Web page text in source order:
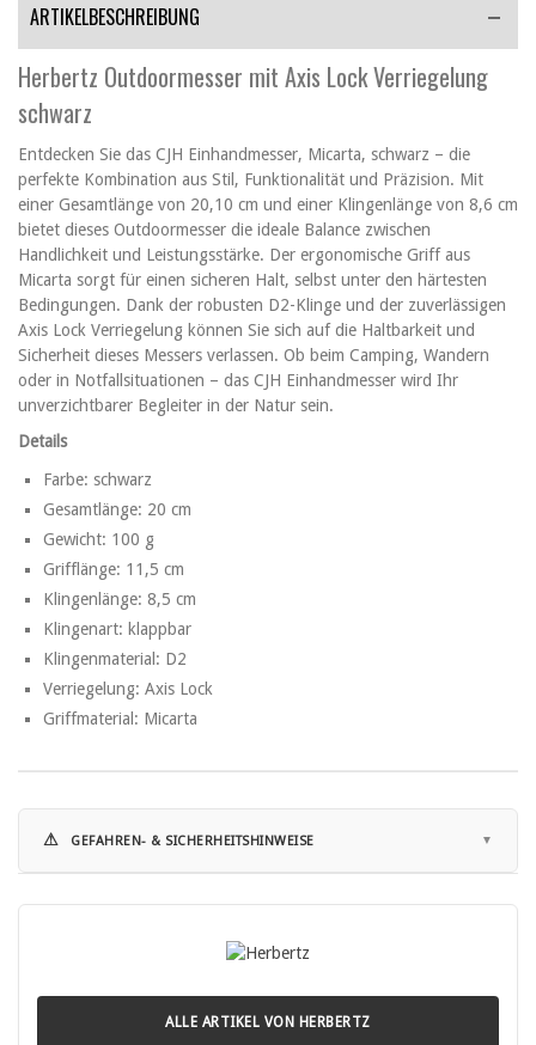
ARTIKELBESCHREIBUNG
Herbertz Outdoormesser mit Axis Lock Verriegelung
schwarz
Entdecken Sie das CJH Einhandmesser, Micarta, schwarz – die
perfekte Kombination aus Stil, Funktionalität und Präzision. Mit
einer Gesamtlänge von 20,10 cm und einer Klingenlänge von 8,6 cm
bietet dieses Outdoormesser die ideale Balance zwischen
Handlichkeit und Leistungsstärke. Der ergonomische Griff aus
Micarta sorgt für einen sicheren Halt, selbst unter den härtesten
Bedingungen. Dank der robusten D2-Klinge und der zuverlässigen
Axis Lock Verriegelung können Sie sich auf die Haltbarkeit und
Sicherheit dieses Messers verlassen. Ob beim Camping, Wandern
oder in Notfallsituationen – das CJH Einhandmesser wird Ihr
unverzichtbarer Begleiter in der Natur sein.
Details
Farbe: schwarz
Gesamtlänge: 20 cm
Gewicht: 100 g
Grifflänge: 11,5 cm
Klingenlänge: 8,5 cm
Klingenart: klappbar
Klingenmaterial: D2
Verriegelung: Axis Lock
Griffmaterial: Micarta
⚠ GEFAHREN- & SICHERHEITSHINWEISE
Hinweise zur Nutzung:
Messern ist das Risiko von Schnittverletzungen.
Drücken kann dazu führen, dass das Messer abrutscht und
ALLE ARTIKEL VON HERBERTZ